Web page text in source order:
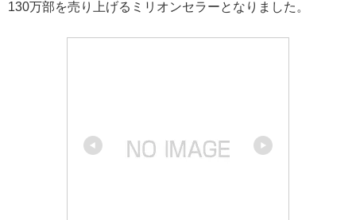
130万部を売り上げるミリオンセラーとなりました。